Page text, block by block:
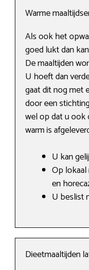
Warme
Als ook het
goed lukt dan
De maaltijden
U hoeft dan
gaat dit nog met
door een
wel op dat u ook
warm is
U kan
Op lokaal
en
U beslist
Dieetmaaltijden